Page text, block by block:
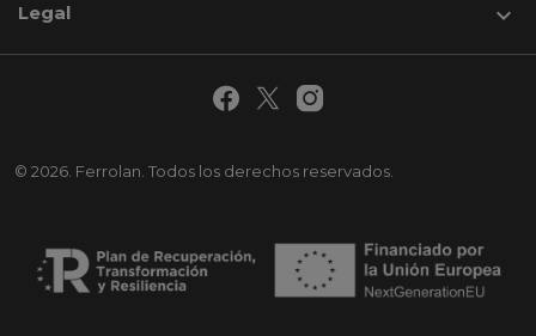
© 2026. Ferrolan. Todos los derechos reservados.
Legal 